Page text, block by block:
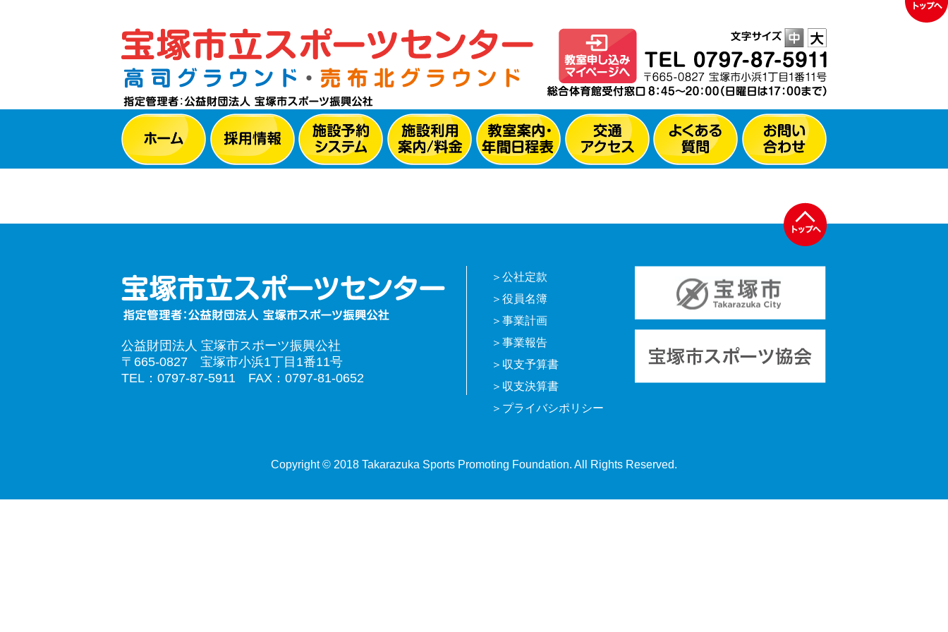
公益財団法人 宝塚市スポーツ振興公社
〒665-0827 宝塚市小浜1丁目1番11号
TEL：0797-87-5911 FAX：0797-81-0652
公社定款
役員名簿
事業計画
事業報告
収支予算書
収支決算書
プライバシポリシー
Copyright © 2018 Takarazuka Sports Promoting Foundation. All Rights Reserved.